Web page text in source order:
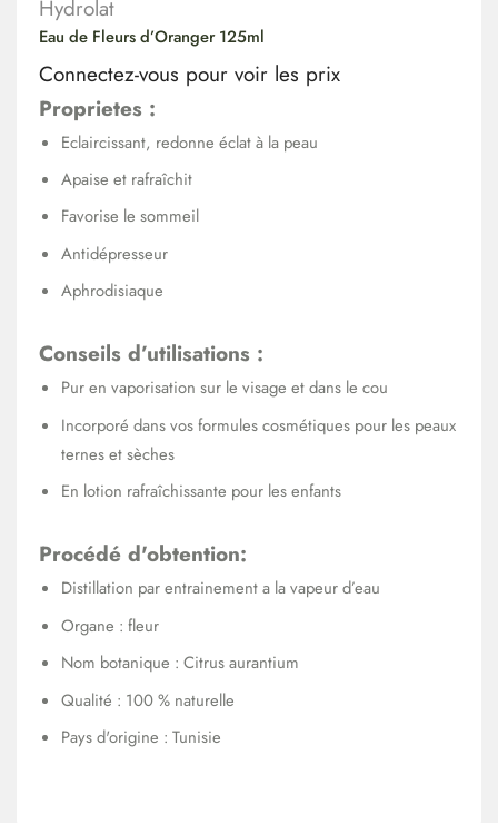
Hydrolat
Eau de Fleurs d’Oranger 125ml
Connectez-vous pour voir les prix
Proprietes :
Eclaircissant, redonne éclat à la peau
Apaise et rafraîchit
Favorise le sommeil
Antidépresseur
Aphrodisiaque
Conseils d’utilisations :
Pur en vaporisation sur le visage et dans le cou
Incorporé dans vos formules cosmétiques pour les peaux
ternes et sèches
En lotion rafraîchissante pour les enfants
Procédé d'obtention:
Distillation par entrainement a la vapeur d’eau
Organe : fleur
Nom botanique : Citrus aurantium
Qualité : 100 % naturelle
Pays d'origine : Tunisie